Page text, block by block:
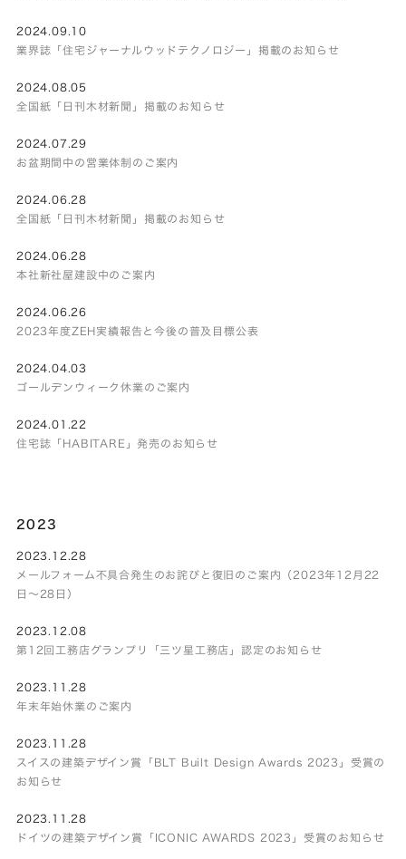
2024.09.10
業界誌「住宅ジャーナルウッドテクノロジー」掲載のお知らせ
2024.08.05
全国紙「日刊木材新聞」掲載のお知らせ
2024.07.29
お盆期間中の営業体制のご案内
2024.06.28
全国紙「日刊木材新聞」掲載のお知らせ
2024.06.28
本社新社屋建設中のご案内
2024.06.26
2023年度ZEH実績報告と今後の普及目標公表
2024.04.03
ゴールデンウィーク休業のご案内
2024.01.22
住宅誌「HABITARE」発売のお知らせ
2023
2023.12.28
メールフォーム不具合発生のお詫びと復旧のご案内（2023年12月22
日～28日）
2023.12.08
第12回工務店グランプリ「三ツ星工務店」認定のお知らせ
2023.11.28
年末年始休業のご案内
2023.11.28
スイスの建築デザイン賞「BLT Built Design Awards 2023」受賞の
お知らせ
2023.11.28
ドイツの建築デザイン賞「ICONIC AWARDS 2023」受賞のお知らせ